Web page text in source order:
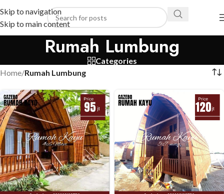
Skip to navigation
Skip to main content
Rumah Lumbung
Categories
Home/Rumah Lumbung